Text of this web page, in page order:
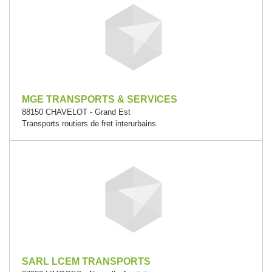
MGE TRANSPORTS & SERVICES
88150 CHAVELOT - Grand Est
Transports routiers de fret interurbains
SARL LCEM TRANSPORTS